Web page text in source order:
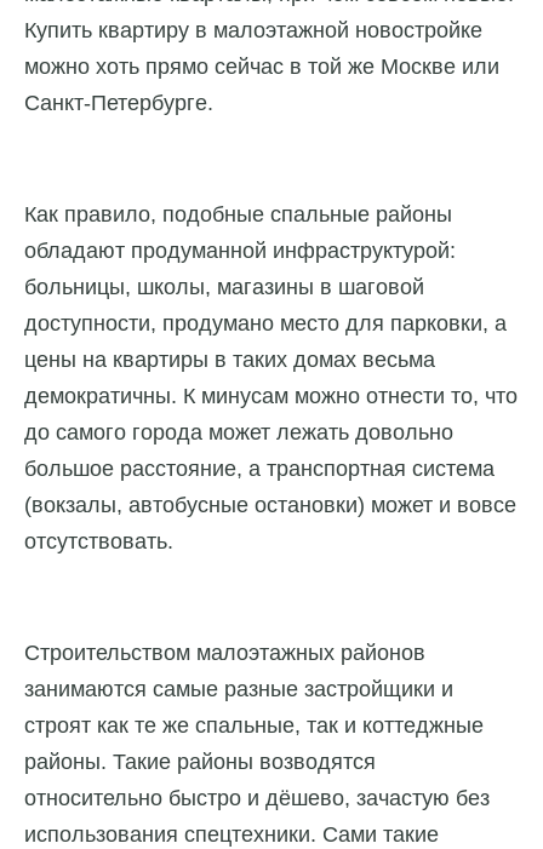
Купить квартиру в малоэтажной новостройке
можно хоть прямо сейчас в той же Москве или
Санкт-Петербурге.
Как правило, подобные спальные районы
обладают продуманной инфраструктурой:
больницы, школы, магазины в шаговой
доступности, продумано место для парковки, а
цены на квартиры в таких домах весьма
демократичны. К минусам можно отнести то, что
до самого города может лежать довольно
большое расстояние, а транспортная система
(вокзалы, автобусные остановки) может и вовсе
отсутствовать.
Строительством малоэтажных районов
занимаются самые разные застройщики и
строят как те же спальные, так и коттеджные
районы. Такие районы возводятся
относительно быстро и дёшево, зачастую без
использования спецтехники. Сами такие